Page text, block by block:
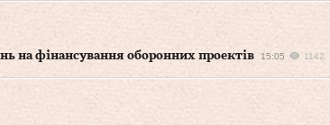
на фінансування оборонних проектів 15:05 1142